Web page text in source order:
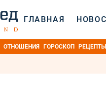
ГЛАВНАЯ
ОТНОШЕНИЯ ГОРОСКОП РЕЦЕПТЫ